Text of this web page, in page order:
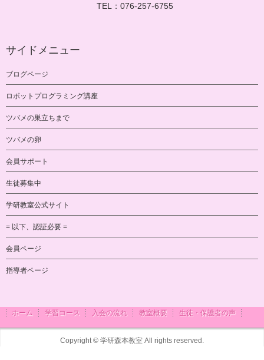
TEL：076-257-6755
サイドメニュー
ブログページ
ロボットプログラミング講座
ツバメの巣立ちまで
ツバメの卵
会員サポート
生徒募集中
学研教室公式サイト
= 以下、認証必要 =
会員ページ
指導者ページ
ホーム 学習コース 入会の流れ 教室概要 生徒・保護者の声
Copyright © 学研森本教室 All rights reserved.